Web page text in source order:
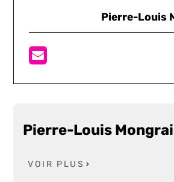
Pierre-Louis
Pierre-Louis
VOIR PLUS